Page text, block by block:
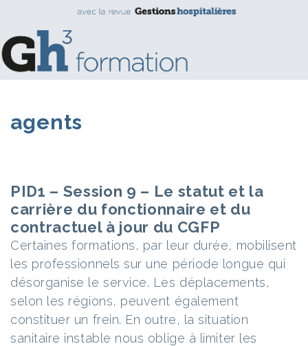
agents
PID1 – Session 9 – Le statut et la
carrière du fonctionnaire et du
contractuel à jour du CGFP
Certaines formations, par leur durée, mobilisent
les professionnels sur une période longue qui
désorganise le service. Les déplacements,
selon les régions, peuvent également
constituer un frein. En outre, la situation
sanitaire instable nous oblige à limiter les